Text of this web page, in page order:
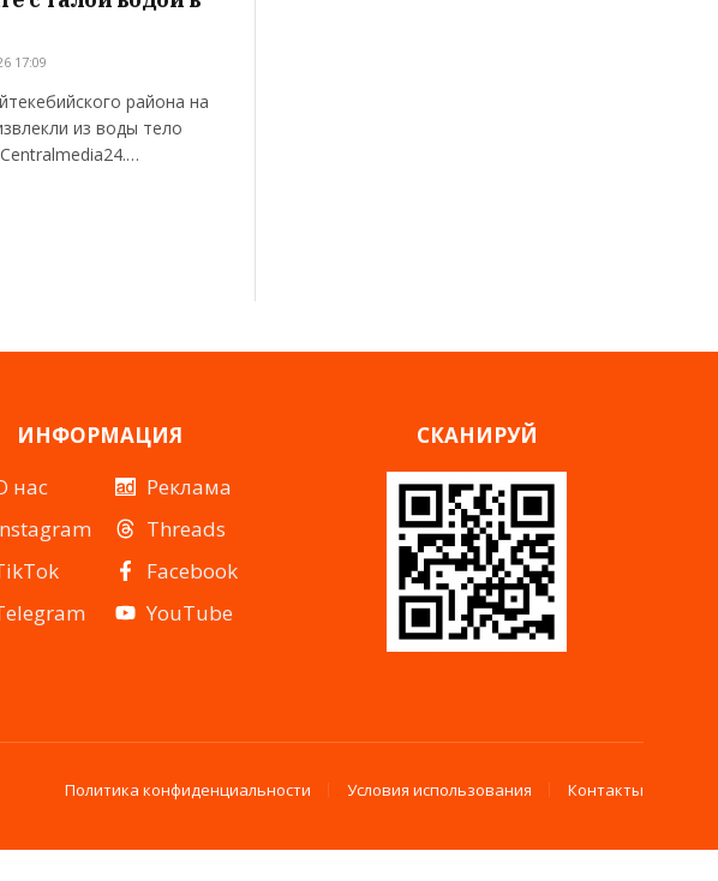
17:09
района на
из воды тело
ИНФОРМАЦИЯ
нас
Реклама
Threads
Facebook
YouTube
СКАНИРУЙ
Политика конфиденциальности Условия использования Контакты